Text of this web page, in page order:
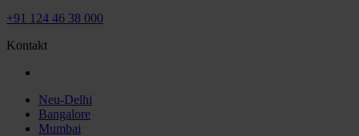
+91 124 46 38 000
Kontakt
Neu-Delhi
Bangalore
Mumbai